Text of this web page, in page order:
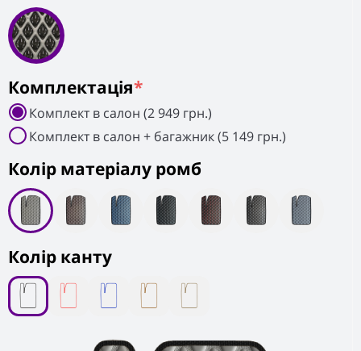
Колiр матеріалу ромб
Колір канту
Комплектація*
Комплект в салон (2 949 грн.)
Комплект в салон + багажник (5 149 грн.)